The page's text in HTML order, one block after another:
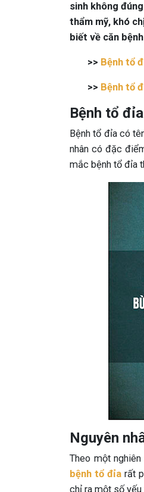
sinh không
thẩm mỹ, khó
biết về căn
>> Bệnh tổ
>> Bệnh tổ
Bệnh tổ
Bệnh tổ đỉa có
nhân có đặc
mắc bệnh tổ đỉa
Nguyên
Theo một
bệnh tổ đỉarất
chỉ ra một số yếu